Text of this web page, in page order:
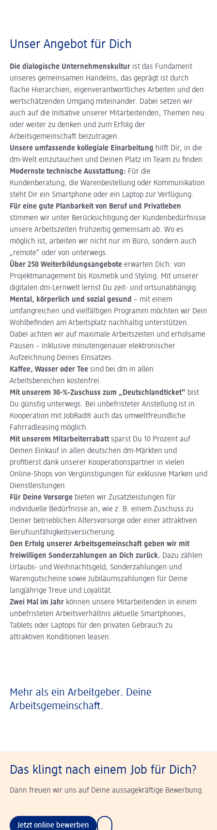
Unser Angebot für Dich
Die dialogische Unternehmenskultur ist das Fundament
unseres gemeinsamen Handelns, das geprägt ist durch
flache Hierarchien, eigenverantwortliches Arbeiten und den
wertschätzenden Umgang miteinander. Dabei setzen wir
auch auf die Initiative unserer Mitarbeitenden, Themen neu
oder weiter zu denken und zum Erfolg der
Arbeitsgemeinschaft beizutragen.
Unsere umfassende kollegiale Einarbeitung hilft Dir, in die
dm-Welt einzutauchen und Deinen Platz im Team zu finden.
Modernste technische Ausstattung: Für die
Kundenberatung, die Warenbestellung oder Kommunikation
steht Dir ein Smartphone oder ein Laptop zur Verfügung.
Für eine gute Planbarkeit von Beruf und Privatleben
stimmen wir unter Berücksichtigung der Kundenbedürfnisse
unsere Arbeitszeiten frühzeitig gemeinsam ab. Wo es
möglich ist, arbeiten wir nicht nur im Büro, sondern auch
„remote“ oder von unterwegs.
Über 250 Weiterbildungsangebote erwarten Dich: von
Projektmanagement bis Kosmetik und Styling. Mit unserer
digitalen dm-Lernwelt lernst Du zeit- und ortsunabhängig.
Mental, körperlich und sozial gesund – mit einem
umfangreichen und vielfältigen Programm möchten wir Dein
Wohlbefinden am Arbeitsplatz nachhaltig unterstützen.
Dabei achten wir auf maximale Arbeitszeiten und erholsame
Pausen – inklusive minutengenauer elektronischer
Aufzeichnung Deines Einsatzes.
Kaffee, Wasser oder Tee sind bei dm in allen
Arbeitsbereichen kostenfrei.
Mit unserem 30-%-Zuschuss zum „Deutschlandticket“ bist
Du günstig unterwegs. Bei unbefristeter Anstellung ist in
Kooperation mit JobRad® auch das umweltfreundliche
Fahrradleasing möglich.
Mit unserem Mitarbeiterrabatt sparst Du 10 Prozent auf
Deinen Einkauf in allen deutschen dm-Märkten und
profitierst dank unserer Kooperationspartner in vielen
Online-Shops von Vergünstigungen für exklusive Marken und
Dienstleistungen.
Für Deine Vorsorge bieten wir Zusatzleistungen für
individuelle Bedürfnisse an, wie z. B. einem Zuschuss zu
Deiner betrieblichen Altersvorsorge oder einer attraktiven
Berufsunfähigkeitsversicherung.
Den Erfolg unserer Arbeitsgemeinschaft geben wir mit
freiwilligen Sonderzahlungen an Dich zurück. Dazu zählen
Urlaubs- und Weihnachtsgeld, Sonderzahlungen und
Warengutscheine sowie Jubiläumszahlungen für Deine
langjährige Treue und Loyalität.
Zwei Mal im Jahr können unsere Mitarbeitenden in einem
unbefristeten Arbeitsverhältnis aktuelle Smartphones,
Tablets oder Laptops für den privaten Gebrauch zu
attraktiven Konditionen leasen.
Mehr als ein Arbeitgeber. Deine
Arbeitsgemeinschaft.
Das klingt nach einem Job für Dich?
Dann freuen wir uns auf Deine aussagekräftige Bewerbung.
Jetzt online bewerben